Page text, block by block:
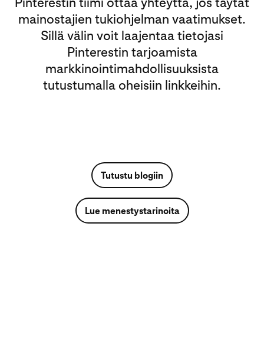
mainostajien tukiohjelman vaatimukset.
Sillä välin voit laajentaa tietojasi
Pinterestin tarjoamista
markkinointimahdollisuuksista
tutustumalla oheisiin linkkeihin.
Tutustu blogiin
Lue menestystarinoita